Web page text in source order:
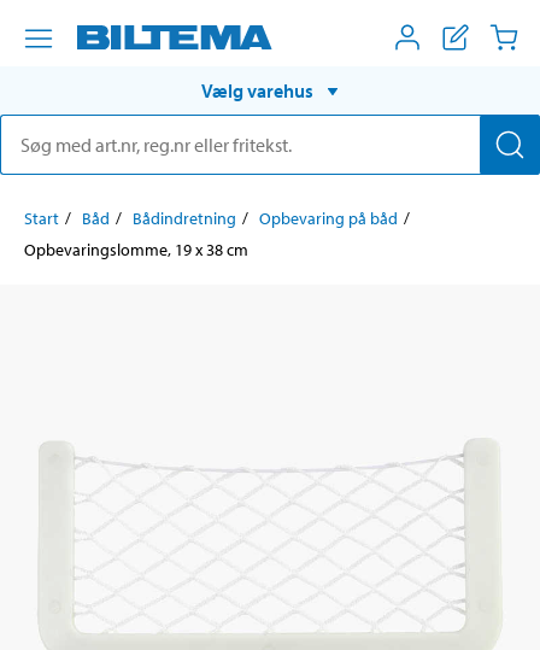
Vælg varehus
Start Båd Bådindretning
Opbevaring på båd
Opbevaringslomme, 19 x 38 cm